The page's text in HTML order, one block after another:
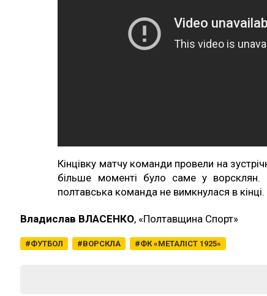
Кінцівку матчу команди провели на
більше моменті було саме у ворсклян.
полтавська команда не вимкнулася в кінці.
Владислав ВЛАСЕНКО, «Полтавщина Спорт»
ФУТБОЛ ВОРСКЛА ФК «МЕТАЛІСТ 1925»